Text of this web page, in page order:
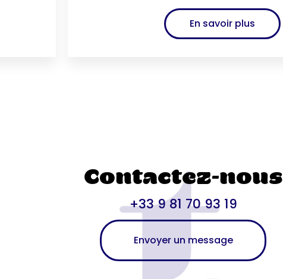
En savoir plus
Contactez-nous
+33 9 81 70 93 19
Envoyer un message